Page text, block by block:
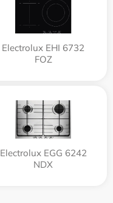
Electrolux EHI 6732
FOZ
Electrolux EGG 6242
NDX